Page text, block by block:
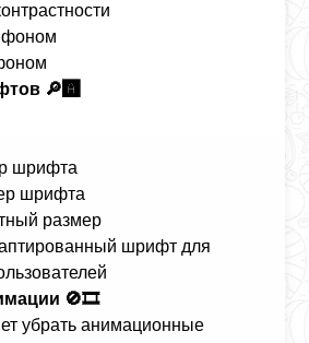
🔎🅰️
шрифта
шрифта
размер
шрифт для
🚫🎞️
убрать анимационные